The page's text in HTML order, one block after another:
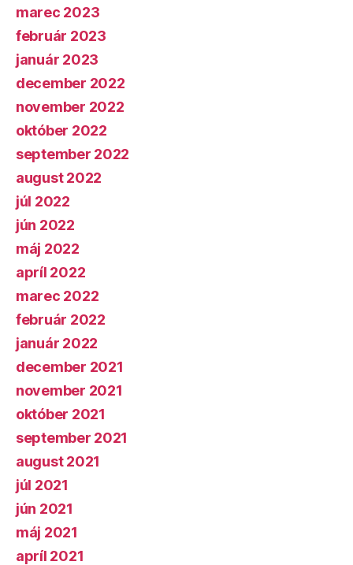
marec 2023
február 2023
január 2023
december 2022
november 2022
október 2022
september 2022
august 2022
júl 2022
jún 2022
máj 2022
apríl 2022
marec 2022
február 2022
január 2022
december 2021
november 2021
október 2021
september 2021
august 2021
júl 2021
jún 2021
máj 2021
apríl 2021